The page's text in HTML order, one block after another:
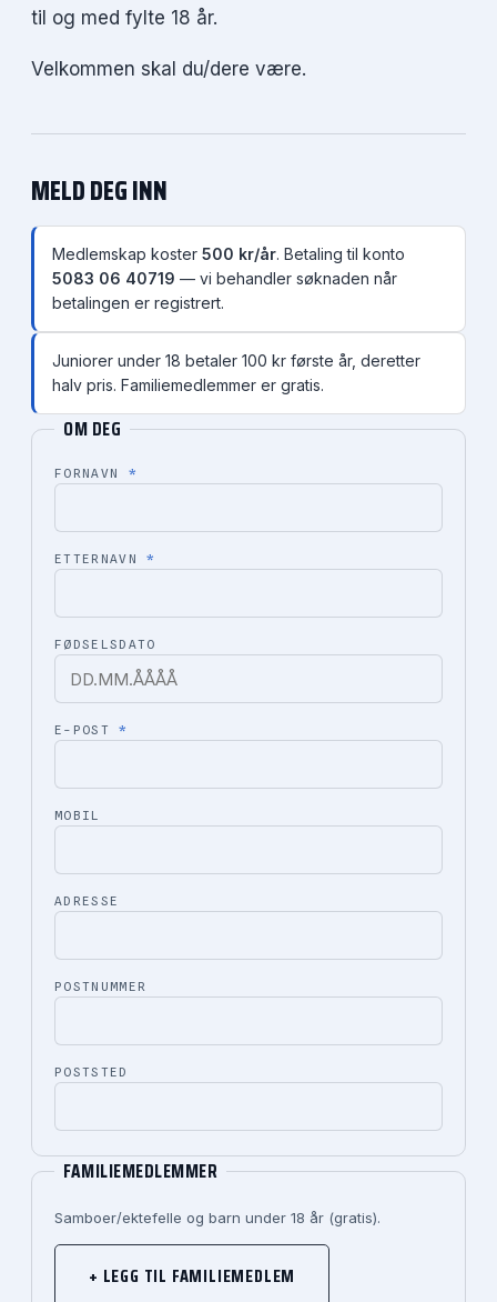
til og med fylte 18 år.
Velkommen skal du/dere være.
MELD DEG INN
Medlemskap koster 500 kr/år. Betaling til konto
5083 06 40719 — vi behandler søknaden når
betalingen er registrert.
Juniorer under 18 betaler 100 kr første år, deretter
halv pris. Familiemedlemmer er gratis.
OM DEG
FORNAVN *
ETTERNAVN *
FØDSELSDATO
E-POST *
MOBIL
ADRESSE
POSTNUMMER
POSTSTED
FAMILIEMEDLEMMER
Samboer/ektefelle og barn under 18 år (gratis).
+ LEGG TIL FAMILIEMEDLEM